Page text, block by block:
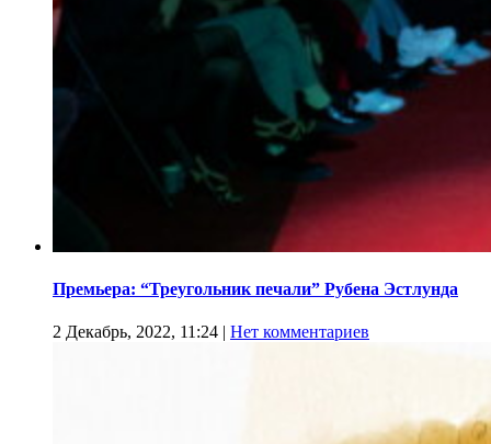
Премьера: “Треугольник печали” Рубена Эстлунда
2 Декабрь, 2022, 11:24 | Нет комментариев